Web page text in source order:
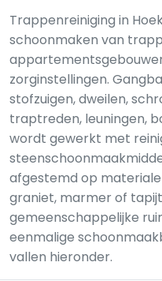
Trappenreiniging in
schoonmaken van
zorginstellingen.
stofzuigen, dweilen,
traptreden, leuningen,
wordt gewerkt met
afgestemd op
graniet, marmer of
gemeenschappelijke
eenmalige
vallen hieronder.